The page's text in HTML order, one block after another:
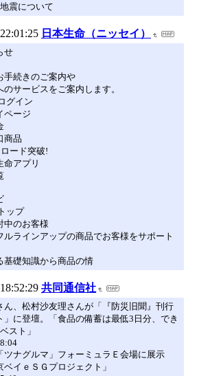
震について
日本生命（ニッセイ）
せ
手続きのご案内や
のサービスをご案内します。
グイン
ページ
商品
ード突破!
命アプリ
ップ
中のお客様
ルラインアップの商品でお客様をサポート
基礎知識から商品の情
共同通信社
ん、松村沙友理さんが「『防災旧聞』刊行
」に登壇。「食品の備蓄は最低3日分、でき
スト」
ツナグルマ」フォーミュラＥ会場に展示
イｅＳＧプロジェクト」